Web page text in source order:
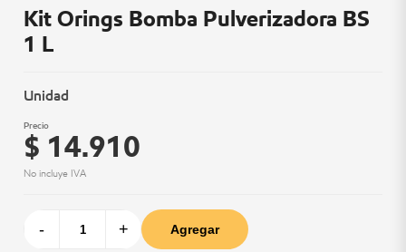
Kit Orings Bomba Pulverizadora BS
1 L
Unidad
Precio
$ 14.910
No incluye IVA
- + Agregar